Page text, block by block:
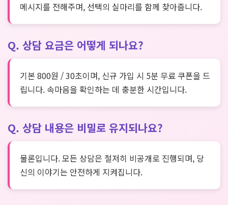
메시지를 전해주며, 선택의 실마리를 함께 찾아줍니다.
Q. 상담 요금은 어떻게 되나요?
기본 800원 / 30초이며, 신규 가입 시 5분 무료 쿠폰을 드
립니다. 속마음을 확인하는 데 충분한 시간입니다.
Q. 상담 내용은 비밀로 유지되나요?
물론입니다. 모든 상담은 철저히 비공개로 진행되며, 당
신의 이야기는 안전하게 지켜집니다.